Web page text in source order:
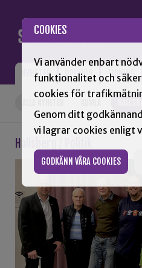
COOKIES
Vi använder enbart
funktionalitet och
cookies för
Genom ditt
vi lagrar cookies enligt
GODKÄNN VÅRA COOKIES
NYHETER OPINION TIDNING
Hallsberg / Politik